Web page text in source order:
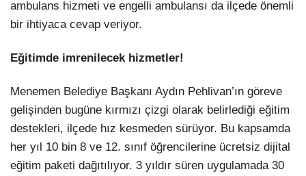
ambulans hizmeti ve engelli ambulansı da ilçede önemli
bir ihtiyaca cevap veriyor.
Eğitimde imrenilecek hizmetler!
Menemen Belediye Başkanı Aydın Pehlivan’ın göreve
gelişinden bugüne kırmızı çizgi olarak belirlediği eğitim
destekleri, ilçede hız kesmeden sürüyor. Bu kapsamda
her yıl 10 bin 8 ve 12. sınıf öğrencilerine ücretsiz dijital
eğitim paketi dağıtılıyor. 3 yıldır süren uygulamada 30